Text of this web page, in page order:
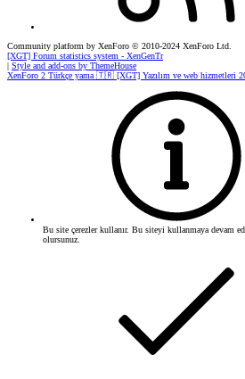
Community platform by XenForo © 2010-2024 XenForo Ltd.
[XGT] Forum statistics system - XenGenTr
| Style and add-ons by ThemeHouse
XenForo 2 Türkçe yama 🇹🇷 [XGT] Yazılım ve web hizmetleri
Bu site çerezler kullanır. Bu siteyi kullanmaya devam
olursunuz.